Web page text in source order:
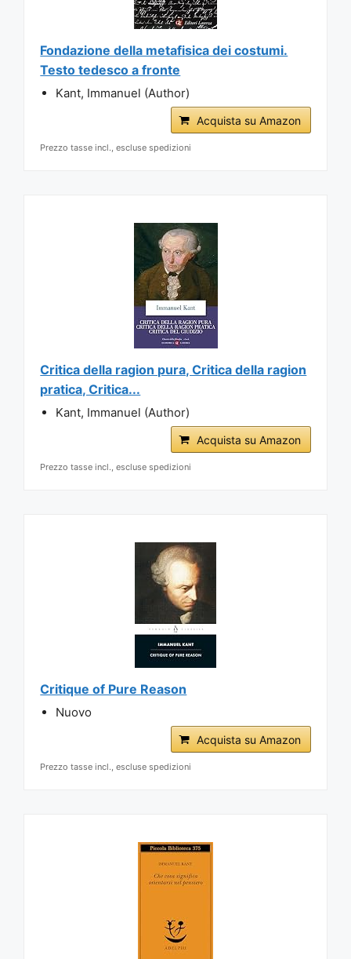
Fondazione della metafisica dei costumi.
Testo tedesco a fronte
Kant, Immanuel (Author)
Acquista su Amazon
Prezzo tasse incl., escluse spedizioni
Critica della ragion pura, Critica della ragion
pratica, Critica...
Kant, Immanuel (Author)
Acquista su Amazon
Prezzo tasse incl., escluse spedizioni
Critique of Pure Reason
Nuovo
Acquista su Amazon
Prezzo tasse incl., escluse spedizioni